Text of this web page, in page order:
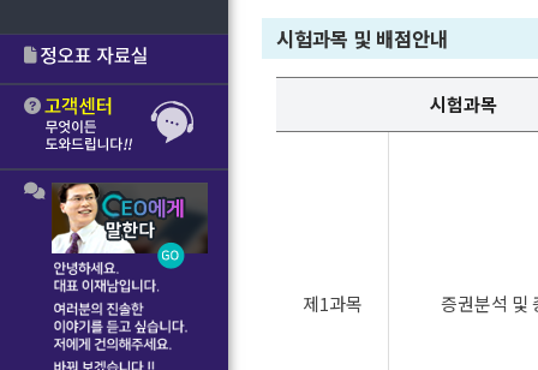
시험과목 및 배점안내
시험과목
제1과목 증권분석 및